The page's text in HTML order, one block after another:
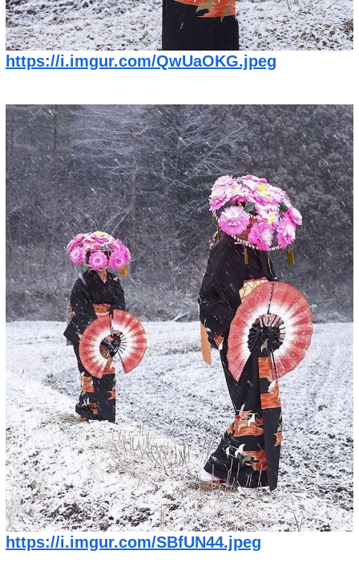
https://i.imgur.com/QwUaOKG.jpeg
https://i.imgur.com/SBfUN44.jpeg